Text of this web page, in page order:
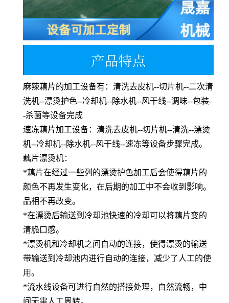
麻辣藕片的加工设备有：清洗去皮机--切片机--二次清
洗机--漂烫护色--冷却机--除水机--风干线--调味--包装-
-杀菌等设备完成
速冻藕片加工设备：清洗去皮机--切片机--清洗--漂烫
机--冷却机--除水机--风干线--速冻等设备步骤完成。
藕片漂烫机：
*藕片在经过一些列的漂烫护色加工后会使得藕片的
颜色不再发生变化，在后期的加工中不会收到影响。
品相不再改变。
*在漂烫后输送到冷却池快速的冷却可以将藕片变的
清脆口感。
*漂烫机和冷却机之间自动的连接，使得漂烫的输送
带输送到冷却池内进行自动的连接，减少了人工的使
用。
*流水线设备可进行自然的搭接处理，自然流畅，中